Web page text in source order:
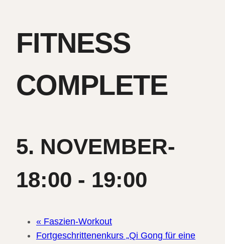
FITNESS
COMPLETE
5. NOVEMBER-
18:00 - 19:00
« Faszien-Workout
Fortgeschrittenenkurs „Qi Gong für eine